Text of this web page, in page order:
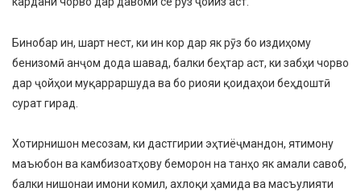
Бинобар ин, шарт нест, ки ин кор дар як рӯз бо издиҳому
бенизомӣ анҷом дода шавад, балки беҳтар аст, ки забҳи чорво
дар ҷойҳои муқарраршуда ва бо риояи қоидаҳои беҳдоштӣ
сурат гирад.
Хотирнишон месозам, ки дастгирии эҳтиёҷмандон, ятимону
маъюбон ва камбизоатҳову беморон на танҳо як амали савоб,
балки нишонаи имони комил, ахлоқи ҳамида ва масъулияти